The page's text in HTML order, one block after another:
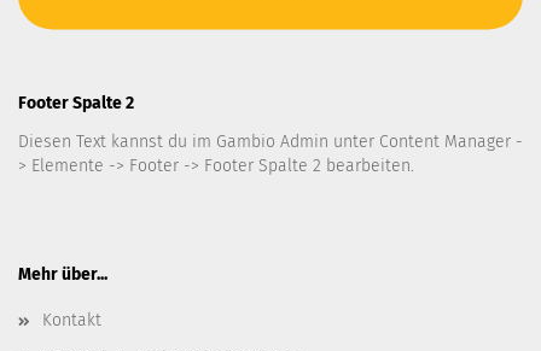
Footer Spalte 2
Diesen Text kannst du im Gambio Admin unter Content Manager -
> Elemente -> Footer -> Footer Spalte 2 bearbeiten.
Mehr über...
Kontakt